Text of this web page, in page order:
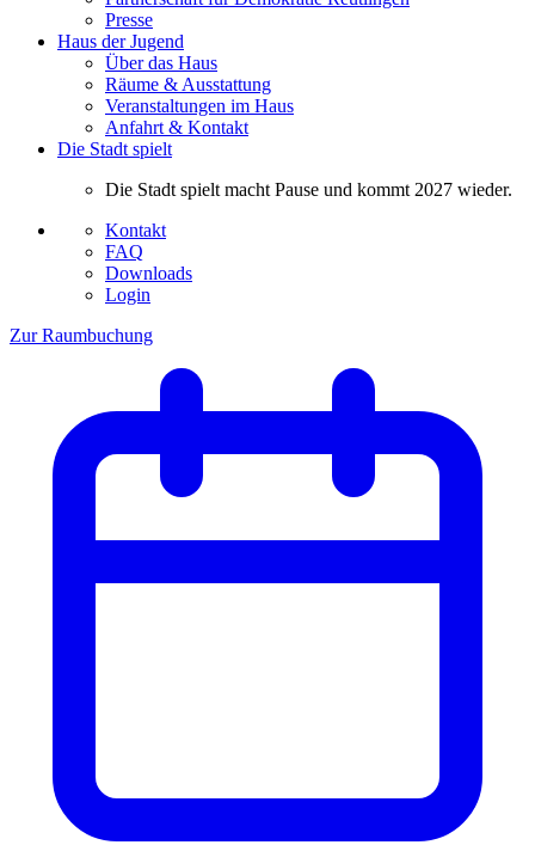
Presse
Haus der Jugend
Über das Haus
Räume & Ausstattung
Veranstaltungen im Haus
Anfahrt & Kontakt
Die Stadt spielt
Die Stadt spielt macht Pause und kommt 2027 wieder.
Kontakt
FAQ
Downloads
Login
Zur Raumbuchung